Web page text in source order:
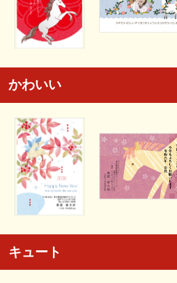
かわいい
キュート